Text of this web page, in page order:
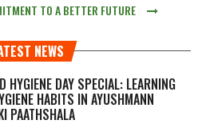
TO A BETTER FUTURE
NEWS
HYGIENE DAY SPECIAL: LEARNING
HABITS IN AYUSHMANN
PAATHSHALA